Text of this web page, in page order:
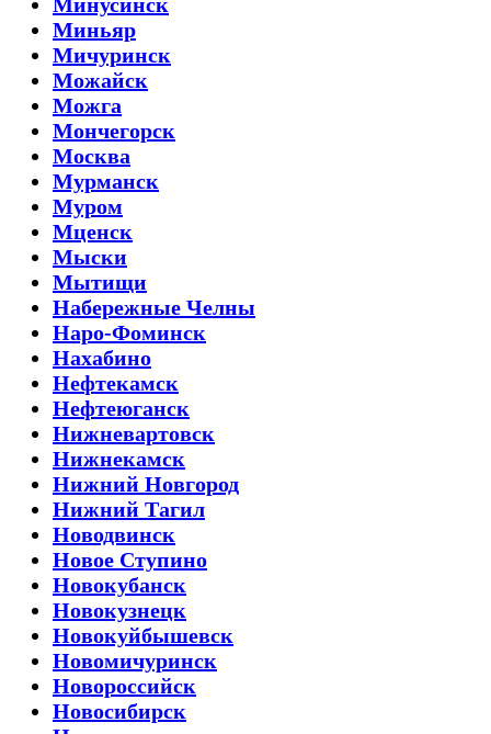
Миньяр
Мичуринск
Можайск
Можга
Мончегорск
Москва
Мурманск
Муром
Мценск
Мыски
Мытищи
Набережные Челны
Наро-Фоминск
Нахабино
Нефтекамск
Нефтеюганск
Нижневартовск
Нижнекамск
Нижний Новгород
Нижний Тагил
Новодвинск
Новое Ступино
Новокубанск
Новокузнецк
Новокуйбышевск
Новомичуринск
Новороссийск
Новосибирск